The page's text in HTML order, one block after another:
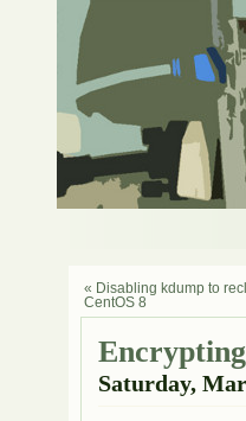
« Disabling kdump to
CentOS 8
Saturday,